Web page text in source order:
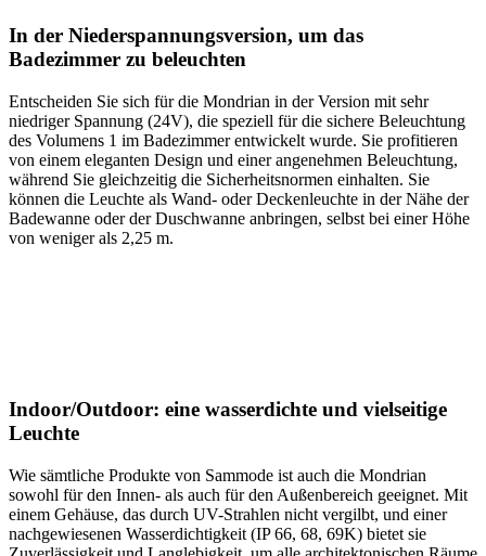
In der Niederspannungsversion, um das
Badezimmer zu beleuchten
Entscheiden Sie sich für die Mondrian in der Version mit sehr
niedriger Spannung (24V), die speziell für die sichere Beleuchtung
des Volumens 1 im Badezimmer entwickelt wurde. Sie profitieren
von einem eleganten Design und einer angenehmen Beleuchtung,
während Sie gleichzeitig die Sicherheitsnormen einhalten. Sie
können die Leuchte als Wand- oder Deckenleuchte in der Nähe der
Badewanne oder der Duschwanne anbringen, selbst bei einer Höhe
von weniger als 2,25 m.
Indoor/Outdoor: eine wasserdichte und vielseitige
Leuchte
Wie sämtliche Produkte von Sammode ist auch die Mondrian
sowohl für den Innen- als auch für den Außenbereich geeignet. Mit
einem Gehäuse, das durch UV-Strahlen nicht vergilbt, und einer
nachgewiesenen Wasserdichtigkeit (IP 66, 68, 69K) bietet sie